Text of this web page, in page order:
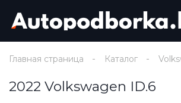
Главная страница Каталог
2022 Volkswagen ID.6